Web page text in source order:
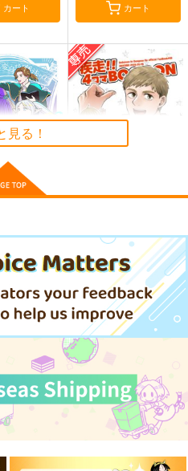
込）
プル
品詳細
L.L.L.FGO10
Life Like Love
770円（税込）
アルトリア・ペンドラゴ
ン〔ランサー〕
カート カート
円
ーレン オー
グ
プル
BOOOON
おきこぼ
787円 （税込）
ダンジョン飯 オールキ
ャラ
サンプル
見る！